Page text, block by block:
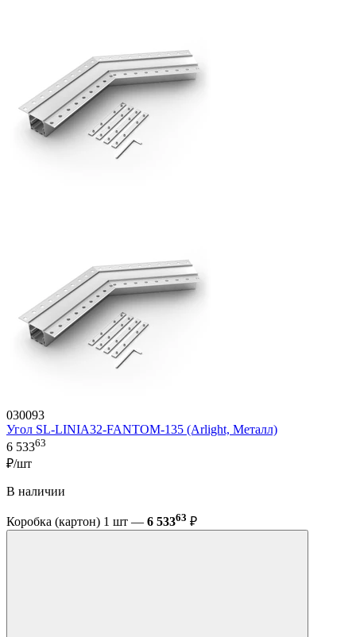
030093
Угол SL-LINIA32-FANTOM-135 (Arlight, Металл)
6 53363
₽/шт
В наличии
Коробка (картон) 1 шт — 6 53363 ₽